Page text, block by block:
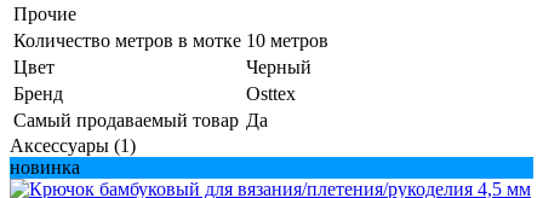
Прочие
Количество метров в мотке 10 метров
Цвет
Черный
Бренд
Osttex
Самый продаваемый товар Да
Аксессуары (1)
новинка